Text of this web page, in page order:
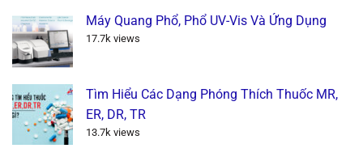
Máy Quang Phổ, Phổ UV-Vis Và Ứng Dụng
17.7k views
Tìm Hiểu Các Dạng Phóng Thích Thuốc MR,
ER, DR, TR
13.7k views